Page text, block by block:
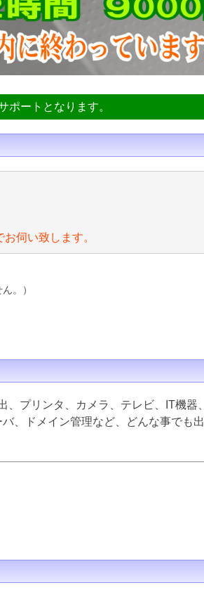
ートとなります。
伺い致します。
。）
プリンタ、カメラ、テレビ、IT機器
、ドメイン管理など、どんな事でも